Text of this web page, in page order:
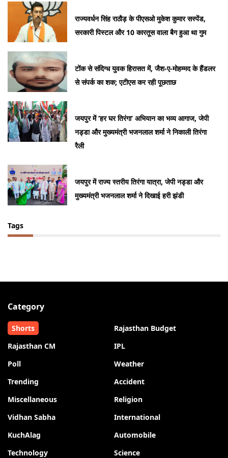
राज्यवर्धन सिंह राठौड़ के पीएसओ मुकेश कुमार सस्पेंड,
सरकारी पिस्टल और 10 कारतूस वाला बैग हुआ था गुम
टोंक से संदिग्ध युवक हिरासत में, जैश-ए-मोहम्मद के हैंडलर
से संपर्क का शक; एटीएस कर रही पूछताछ
जयपुर में ‘हर घर तिरंगा’ अभियान का भव्य आगाज, जेपी
नड्डा और मुख्यमंत्री भजनलाल शर्मा ने निकाली तिरंगा
रैली
जयपुर में राज्य स्तरीय तिरंगा यात्रा, जेपी नड्डा और
मुख्यमंत्री भजनलाल शर्मा ने दिखाई हरी झंडी
Tags
Category
Shorts
Rajasthan Budget
Rajasthan CM
IPL
Poll
Weather
Trending
Accident
Miscellaneous
Religion
Vidhan Sabha
International
KuchAlag
Automobile
Technology
Science